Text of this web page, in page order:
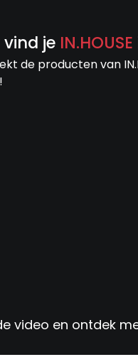
je IN.HOUSE
de producten van
video en ontdek